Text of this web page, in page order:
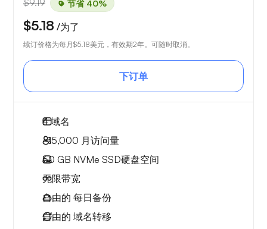
$9.19 节省 40%
$5.18 /为了
续订价格为每月$5.18美元，有效期2年。可随时取消。
下订单
4域名
~15,000 月访问量
60 GB NVMe SSD硬盘空间
无限带宽
自由的 每日备份
自由的 域名转移